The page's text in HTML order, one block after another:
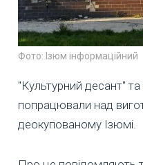
Фото: Ізюм інформаційний
"Культурний десант"
попрацювали над
деокупованому Ізюмі.